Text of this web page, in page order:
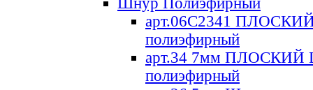
арт.06С2341
полиэфирный
арт.34 7мм ПЛОСКИЙ
полиэфирный